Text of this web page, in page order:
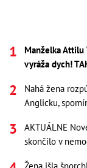
Manželka Attilu
vyráža dych!
Nahá žena
Anglicku,
AKTUÁLNE
skončilo v